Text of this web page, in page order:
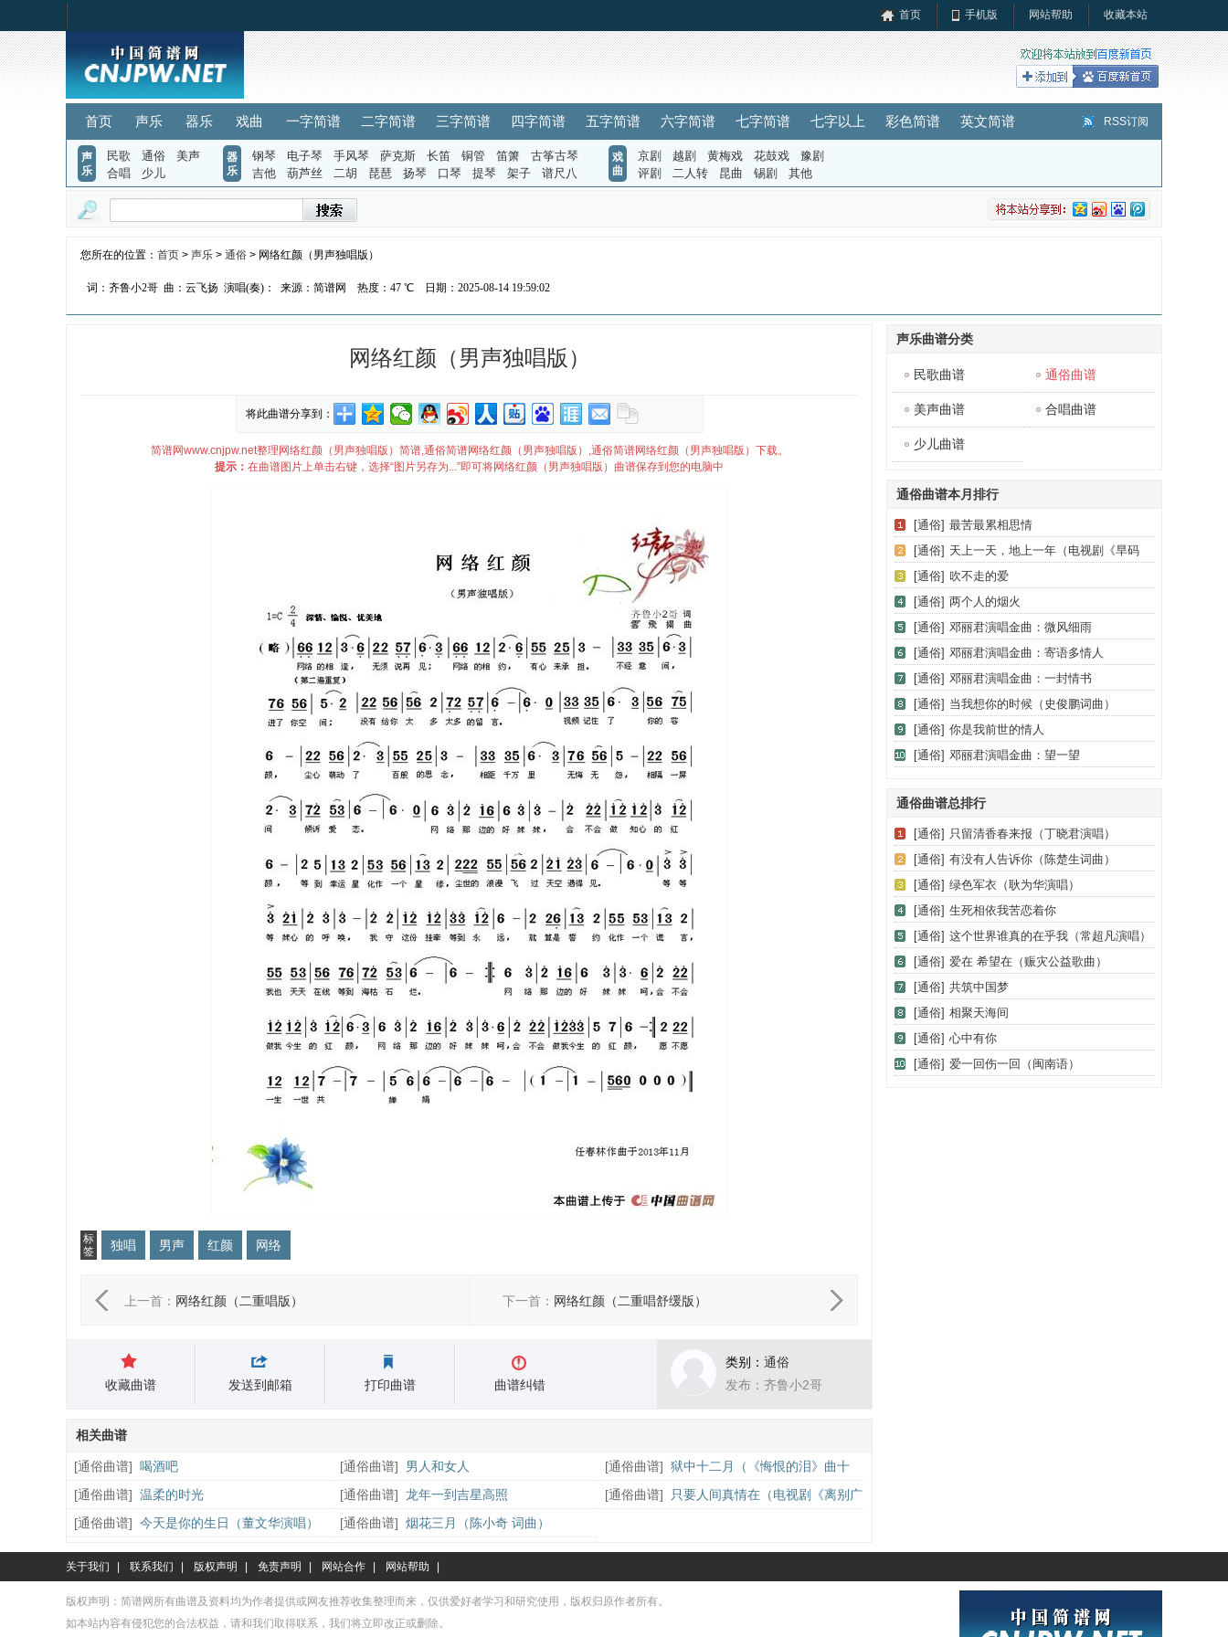
首页 手机版 网站帮助 收藏本站
首页 声乐 器乐 戏曲 一字简谱 二字简谱 三字简谱 四字简谱 五字简谱 六字简谱 七字简谱 七字以上 彩色简谱 英文简谱 RSS订阅
声
乐
民歌 通俗
美声
合唱
少儿
器
乐
钢琴 电子琴 手风琴 萨克斯 长笛 铜管 笛箫
古筝古琴
吉他
葫芦丝 二胡 琵琶 扬琴 口琴 提琴 架子 谱尺八
戏
曲
京剧 越剧 黄梅戏 花鼓戏
豫剧
评剧
二人转 昆曲 锡剧 其他
您所在的位置： 首页 > 声乐 > 通俗 > 网络红颜（男声独唱版）
词：齐鲁小2哥 曲：云飞扬 演唱(奏)： 来源：简谱网 热度： 47 ℃ 日期：2025-08-14 19:59:02
网络红颜（男声独唱版）
将此曲谱分享到：
简谱网www.cnjpw.net整理网络红颜（男声独唱版）简谱,通俗简谱网络红颜（男声独唱版）,通俗简谱网络红颜（男声独唱版）下载。
提示： 在曲谱图片上单击右键，选择“图片另存为...”即可将网络红颜（男声独唱版）曲谱保存到您的电脑中
标
签
独唱 男声 红颜 网络
上一首： 网络红颜（二重唱版） 下一首： 网络红颜（二重唱舒缓版）
收藏曲谱 发送到邮箱 打印曲谱 曲谱纠错
类别： 通俗
发布：齐鲁小2哥
相关曲谱
[通俗曲谱] 喝酒吧 [通俗曲谱] 男人和女人 [通俗曲谱] 狱中十二月（《悔恨的泪》曲十
二）
[通俗曲谱] 温柔的时光 [通俗曲谱] 龙年一到吉星高照 [通俗曲谱]
只要人间真情在（电视剧《离别广
[通俗曲谱] 今天是你的生日（董文华演唱） [通俗曲谱] 烟花三月（陈小奇 词曲）
声乐曲谱分类
民歌曲谱 通俗曲谱
美声曲谱 合唱曲谱
少儿曲谱
通俗曲谱本月排行
[通俗] 最苦最累相思情
[通俗] 天上一天，地上一年（电视剧《旱码
头》主题歌）
[通俗] 吹不走的爱
[通俗] 两个人的烟火
[通俗] 邓丽君演唱金曲：微风细雨
[通俗] 邓丽君演唱金曲：寄语多情人
[通俗] 邓丽君演唱金曲：一封情书
[通俗] 当我想你的时候（史俊鹏词曲）
[通俗] 你是我前世的情人
[通俗] 邓丽君演唱金曲：望一望
通俗曲谱总排行
[通俗] 只留清香春来报（丁晓君演唱）
[通俗] 有没有人告诉你（陈楚生词曲）
[通俗] 绿色军衣（耿为华演唱）
[通俗] 生死相依我苦恋着你
[通俗] 这个世界谁真的在乎我（常超凡演唱）
[通俗] 爱在 希望在（赈灾公益歌曲）
[通俗] 共筑中国梦
[通俗] 相聚天海间
[通俗] 心中有你
[通俗] 爱一回伤一回（闽南语）
关于我们 联系我们 版权声明 免责声明 网站合作 网站帮助
版权声明：简谱网所有曲谱及资料均为作者提供或网友推荐收集整理而来，仅供爱好者学习和研究使用，版权归原作者所有。
如本站内容有侵犯您的合法权益，请和我们取得联系，我们将立即改正或删除。